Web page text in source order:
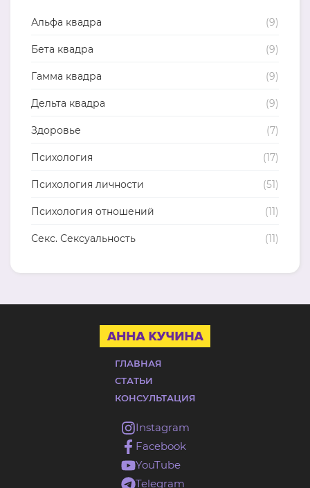
Альфа квадра (9)
Бета квадра (9)
Гамма квадра (9)
Дельта квадра (9)
Здоровье (7)
Психология (17)
Психология личности (51)
Психология отношений (11)
Секс. Сексуальность (11)
ГЛАВНАЯ
СТАТЬИ
КОНСУЛЬТАЦИЯ
Instagram
Facebook
YouTube
Telegram